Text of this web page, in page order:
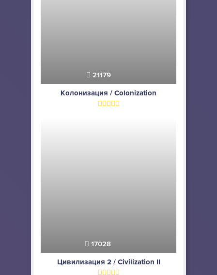
21179
Колонизация / Colonization
17028
Цивилизация 2 / Civilization II